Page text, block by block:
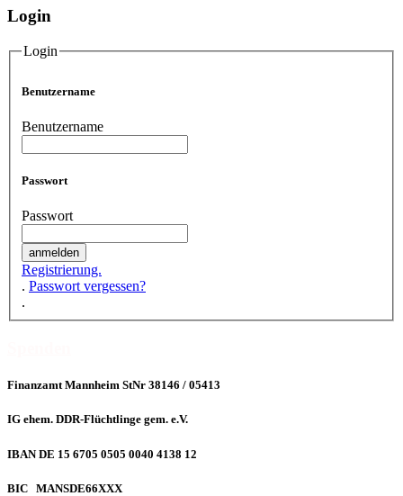
Login
Login
Benutzername
Benutzername
Passwort
Passwort
Registrierung.
. Passwort vergessen?
.
Finanzamt Mannheim StNr 38146 / 05413
IG ehem. DDR-Flüchtlinge gem. e.V.
IBAN DE 15 6705 0505 0040 4138 12
BIC MANSDE66XXX